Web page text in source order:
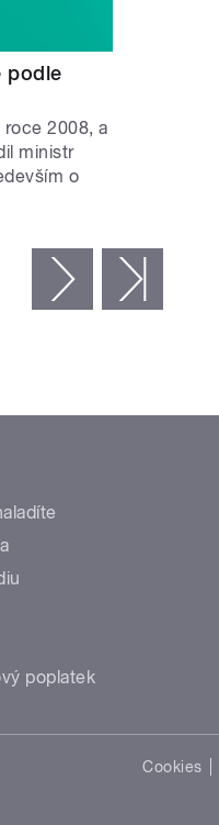
podle
roce 2008, a
ministr
o
následující ›
poplatek
Cookies